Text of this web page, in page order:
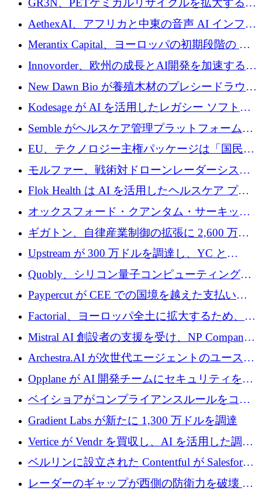
上げ
を構築
GR3N、PETケミカルリサイクルを拡大するた
めにシリーズBで1,550万ユーロを調達
AethexAI、アフリカと中東の音声 AI インフラ
ストラクチャを構築するために 300 万ドルを
Merantix Capital、ヨーロッパの初期段階の AI
スタートアップ向けに 1 億 300 万ユーロのフ
ァンドを立ち上げる
Innovorder、欧州の成長とAI開発を加速するた
めに2,000万ユーロを確保
New Dawn Bio が養殖木材のプレシードラウン
ドで 210 万ユーロを調達
Kodesage が AI を活用したレガシー ソフトウ
ェアの最新化のために 660 万ドルを調達
Semble がヘルスケア管理プラットフォームを
拡大するためにシリーズ C で 3,000 万ポンド
を調達
EU、テクノロジー主権パッケージは「国民の
保護」に関するものだと発言
モルファー、戦術対ドローンレーダーシステ
ムを最前線に近づけるために150万ユーロを調
Flok Health は AI を活用したヘルスケア プラ
ットフォームの成長に 1,250 万ドルを投資
オックスフォード・クアンタム・サーキット
が「成人向け」2億6,000万ポンドの資金調達
ラウンドを獲得
ギガトン、自律産業制御の拡張に 2,600 万ド
ルを調達
Upstream が 300 万ドルを調達し、YC と
Xavier Niel が支援する共同 AI 受信箱を立ち上
げる
Quobly、シリコン量子コンピューティングの
商用化のためにシリーズ A で 1 億 1,500 万ユ
ーロを調達
Paypercut が CEE での国境を越えた支払いを
拡大するために 500 万ユーロを確保
Factorial、ヨーロッパ全土に拡大するため、25
億ドルの評価額で1億5,000万ドルのシリーズD
Mistral AI 創設者の支援を受け、NP Company
がエンジニアリング向け AI を推進するために
600 万ユーロのプレシードを確保
Archestra.AI が次世代エージェントのユースケ
ースを実現するために 1,000 万ドルを調達
Opplane が AI 開発チームにセキュリティをも
たらすために 450 万ユーロを調達
ベイショアがコンプライアンスルールをコー
ド化するために800万ドルを調達
Gradient Labs が新たに 1,300 万ドルを調達
Vertice が Vendr を買収し、AI を活用した調達
インテリジェンス プラットフォームを構築
ベルリンに設立された Contentful が Salesforce
に買収される
レーダーのギャップが西側の防衛力を破壊 —